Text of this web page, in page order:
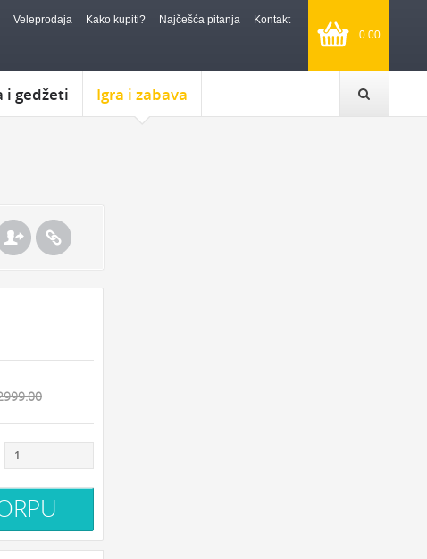
0.00
Veleprodaja Kako kupiti? Najčešća pitanja Kontakt
i gedžeti Igra i zabava